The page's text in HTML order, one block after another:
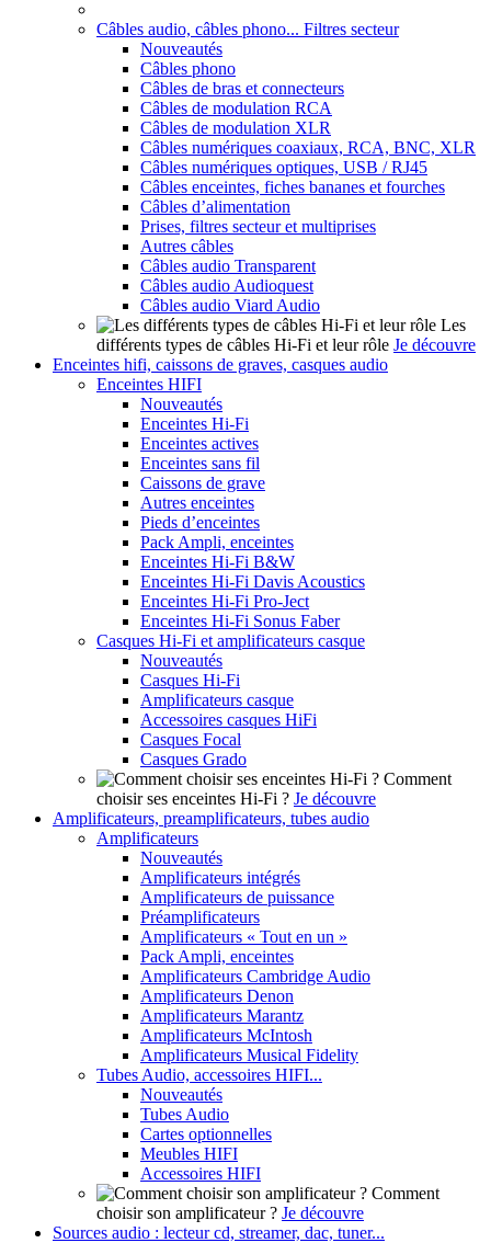
Câbles audio, câbles phono... Filtres secteur
Nouveautés
Câbles phono
Câbles de bras et connecteurs
Câbles de modulation RCA
Câbles de modulation XLR
Câbles numériques coaxiaux, RCA, BNC, XLR
Câbles numériques optiques, USB / RJ45
Câbles enceintes, fiches bananes et fourches
Câbles d’alimentation
Prises, filtres secteur et multiprises
Autres câbles
Câbles audio Transparent
Câbles audio Audioquest
Câbles audio Viard Audio
Les
différents types de câbles Hi-Fi et leur rôle Je découvre
Enceintes hifi, caissons de graves, casques audio
Enceintes HIFI
Nouveautés
Enceintes Hi-Fi
Enceintes actives
Enceintes sans fil
Caissons de grave
Autres enceintes
Pieds d’enceintes
Pack Ampli, enceintes
Enceintes Hi-Fi B&W
Enceintes Hi-Fi Davis Acoustics
Enceintes Hi-Fi Pro-Ject
Enceintes Hi-Fi Sonus Faber
Casques Hi-Fi et amplificateurs casque
Nouveautés
Casques Hi-Fi
Amplificateurs casque
Accessoires casques HiFi
Casques Focal
Casques Grado
Comment
choisir ses enceintes Hi-Fi ? Je découvre
Amplificateurs, preamplificateurs, tubes audio
Amplificateurs
Nouveautés
Amplificateurs intégrés
Amplificateurs de puissance
Préamplificateurs
Amplificateurs « Tout en un »
Pack Ampli, enceintes
Amplificateurs Cambridge Audio
Amplificateurs Denon
Amplificateurs Marantz
Amplificateurs McIntosh
Amplificateurs Musical Fidelity
Tubes Audio, accessoires HIFI...
Nouveautés
Tubes Audio
Cartes optionnelles
Meubles HIFI
Accessoires HIFI
Comment
choisir son amplificateur ? Je découvre
Sources audio : lecteur cd, streamer, dac, tuner...